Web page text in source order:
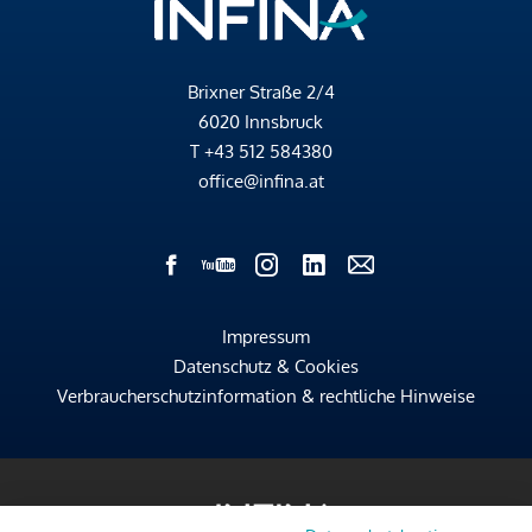
Brixner Straße 2/4
6020 Innsbruck
T +43 512 584380
office@infina.at
Impressum
Datenschutz & Cookies
Verbraucherschutzinformation & rechtliche Hinweise